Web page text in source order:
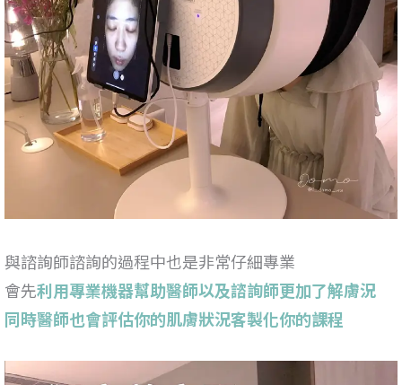
與諮詢師諮詢的過程中也是非常仔細專業
會先利用專業機器幫助醫師以及諮詢師更加了解膚況
同時醫師也會評估你的肌膚狀況客製化你的課程